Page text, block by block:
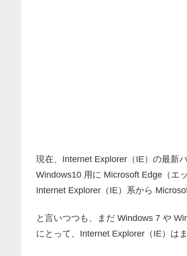
現在、Internet Explorer（IE）の最新
Windows10 用に Microsoft Edge（エ
Internet Explorer（IE）系から
と言いつつも、まだ Windows 7 や
にとって、Internet Explorer（IE）は